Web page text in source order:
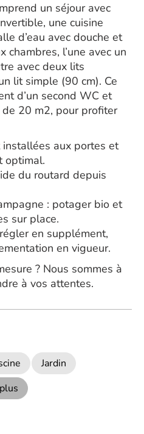
un séjour avec
une cuisine
d’eau avec douche et
chambres, l’une avec un
avec deux lits
lit simple (90 cm). Ce
d’un second WC et
de 20 m2, pour profiter
aux portes et
optimal.
du routard depuis
: potager bio et
sur place.
en supplément,
en vigueur.
? Nous sommes à
à vos attentes.
Jardin